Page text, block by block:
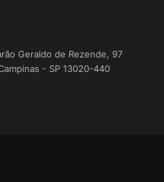
Geraldo de Rezende, 97
- SP 13020-440